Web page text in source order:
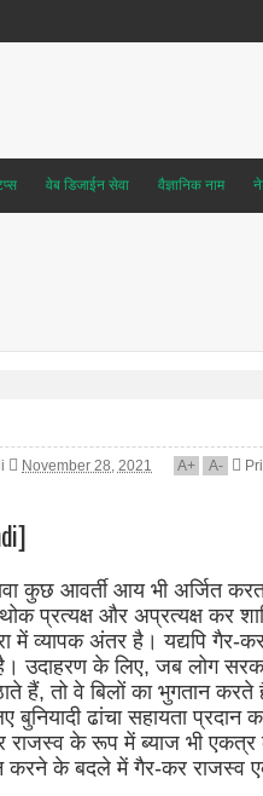
वेब डिजाईन सेवा वैज्ञानिक नाम
November 28, 2021 A+ A-
कुछ आवर्ती आय भी अर्जित
प्रत्यक्ष और अप्रत्यक्ष कर
में व्यापक अंतर है। यद्यपि गैर-
के लिए, जब लोग सरकार
हैं, तो वे बिलों का भुगतान
ढांचा सहायता प्रदान
राजस्व के रूप में ब्याज भी एकत्र
करने के बदले में गैर-कर राजस्व